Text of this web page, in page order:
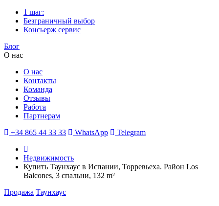
1 шаг:
Безграничный выбор
Консьерж сервис
Блог
О нас
О нас
Контакты
Команда
Отзывы
Работа
Партнерам
+34 865 44 33 33
WhatsApp Telegram
Недвижимость
Купить Таунхаус в Испании, Торревьеха. Район Los
Balcones, 3 спальни, 132 m²
Продажа Таунхаус